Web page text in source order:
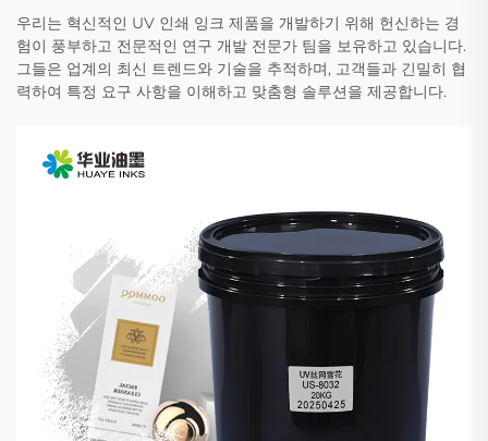
우리는 혁신적인 UV 인쇄 잉크 제품을 개발하기 위해 헌신하는 경
험이 풍부하고 전문적인 연구 개발 전문가 팀을 보유하고 있습니다.
그들은 업계의 최신 트렌드와 기술을 추적하며, 고객들과 긴밀히 협
력하여 특정 요구 사항을 이해하고 맞춤형 솔루션을 제공합니다.